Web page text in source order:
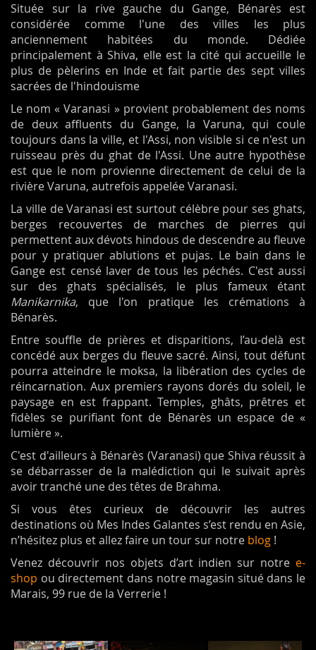
Située sur la rive gauche du Gange, Bénarès est
considérée comme l'une des villes les plus
anciennement habitées du monde. Dédiée
principalement à Shiva, elle est la cité qui accueille le
plus de pèlerins en Inde et fait partie des sept villes
sacrées de l'hindouisme
Le nom « Varanasi » provient probablement des noms
de deux affluents du Gange, la Varuna, qui coule
toujours dans la ville, et l'Assi, non visible si ce n'est un
ruisseau près du ghat de l'Assi. Une autre hypothèse
est que le nom provienne directement de celui de la
rivière Varuna, autrefois appelée Varanasi.
La ville de Varanasi est surtout célèbre pour ses ghats,
berges recouvertes de marches de pierres qui
permettent aux dévots hindous de descendre au fleuve
pour y pratiquer ablutions et pujas. Le bain dans le
Gange est censé laver de tous les péchés. C'est aussi
sur des ghats spécialisés, le plus fameux étant
Manikarnika, que l'on pratique les crémations à
Bénarès.
Entre souffle de prières et disparitions, l’au-delà est
concédé aux berges du fleuve sacré. Ainsi, tout défunt
pourra atteindre le moksa, la libération des cycles de
réincarnation. Aux premiers rayons dorés du soleil, le
paysage en est frappant. Temples, ghâts, prêtres et
fidèles se purifiant font de Bénarès un espace de «
lumière ».
C'est d'ailleurs à Bénarès (Varanasi) que Shiva réussit à
se débarrasser de la malédiction qui le suivait après
avoir tranché une des têtes de Brahma.
Si vous êtes curieux de découvrir les autres
destinations où Mes Indes Galantes s’est rendu en Asie,
n’hésitez plus et allez faire un tour sur notre blog !
Venez découvrir nos objets d’art indien sur notre e-
shop ou directement dans notre magasin situé dans le
Marais, 99 rue de la Verrerie !